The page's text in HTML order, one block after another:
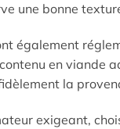
une bonne
également
en viande
la
exigeant,